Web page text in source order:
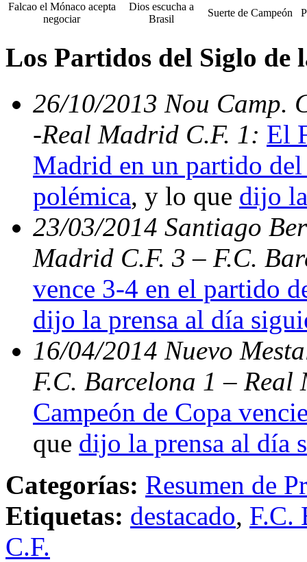
Falcao el Mónaco acepta
negociar
Dios escucha a
Brasil
Suerte de Campeón
Los Partidos del Siglo de
26/10/2013 Nou Camp.
-Real Madrid C.F. 1: El
Madrid en un partido
polémica, y lo que dijo
23/03/2014 Santiago
Madrid C.F. 3 – F.C.
vence 3-4 en el partido
dijo la prensa al día
16/04/2014 Nuevo
F.C. Barcelona 1 –
Campeón de Copa
que dijo la prensa al día
Categorías: Resumen de
Etiquetas: destacado, F.C.
C.F.